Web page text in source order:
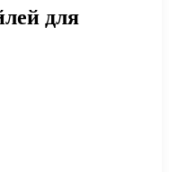
для